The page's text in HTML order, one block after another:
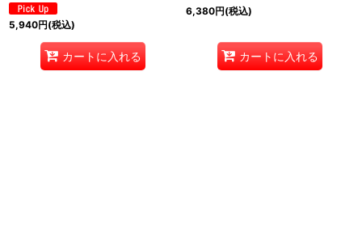
5,940円(税込)
カートに入れる
6,380円(税込)
カートに入れる